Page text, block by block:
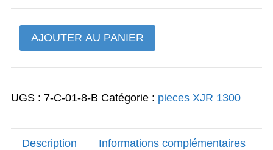
était :
3,00€.
est :
2,77€.
quantité
de
rondelle
AJOUTER AU PANIER
UGS : 7-C-01-8-B Catégorie : pieces XJR 1300
Description Informations complémentaires